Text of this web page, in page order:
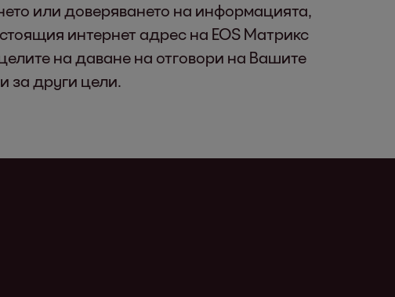
или доверяването на информацията,
интернет адрес на ЕОS Матрикс
на даване на отговори на Вашите
за други цели.